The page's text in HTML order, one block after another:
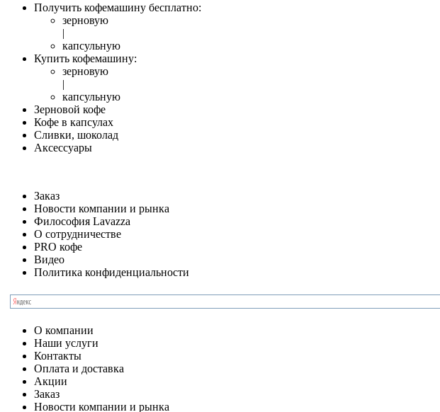
Получить кофемашину бесплатно:
зерновую
|
капсульную
Купить кофемашину:
зерновую
|
капсульную
Зерновой кофе
Кофе в капсулах
Сливки, шоколад
Аксессуары
Заказ
Новости компании и рынка
Философия Lavazza
О сотрудничестве
PRO кофе
Видео
Политика конфиденциальности
О компании
Наши услуги
Контакты
Оплата и доставка
Акции
Заказ
Новости компании и рынка